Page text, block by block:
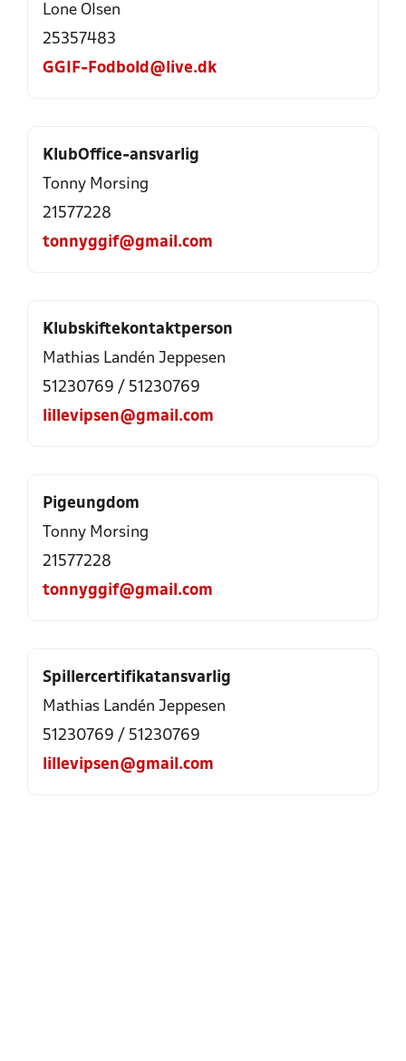
Lone Olsen
25357483
GGIF-Fodbold@live.dk
KlubOffice-ansvarlig
Tonny Morsing
21577228
tonnyggif@gmail.com
Klubskiftekontaktperson
Mathias Landén Jeppesen
51230769 / 51230769
lillevipsen@gmail.com
Pigeungdom
Tonny Morsing
21577228
tonnyggif@gmail.com
Spillercertifikatansvarlig
Mathias Landén Jeppesen
51230769 / 51230769
lillevipsen@gmail.com